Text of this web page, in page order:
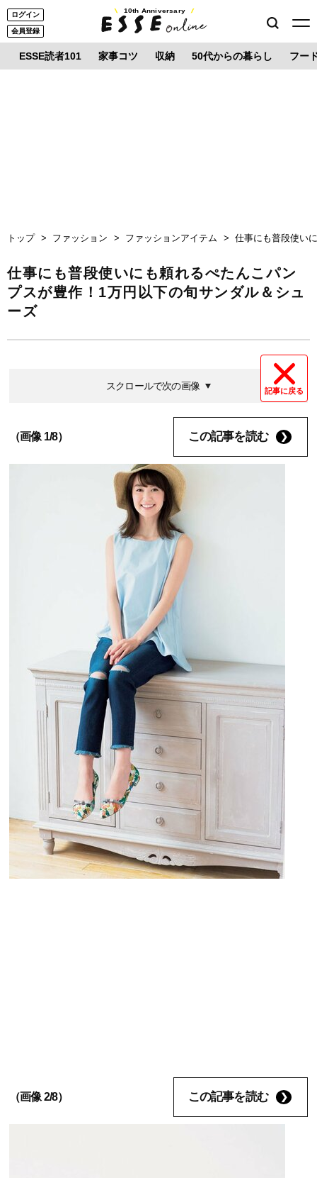
ログイン
会員登録
10th Anniversary
ESSE読者101 家事コツ 収納 50代からの暮らし フー
トップ ファッション ファッションアイテム 仕事にも普段使い
仕事にも普段使いにも頼れるぺたんこパン
プスが豊作！1万円以下の旬サンダル＆シュ
ーズ
記事に戻る
スクロールで次の画像
（画像 1/8） この記事を読む
（画像 2/8） この記事を読む